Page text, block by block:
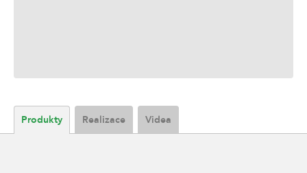
Produkty Realizace Videa